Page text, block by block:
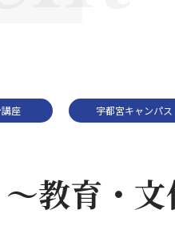
座 宇都宮キャンパス
教育・文